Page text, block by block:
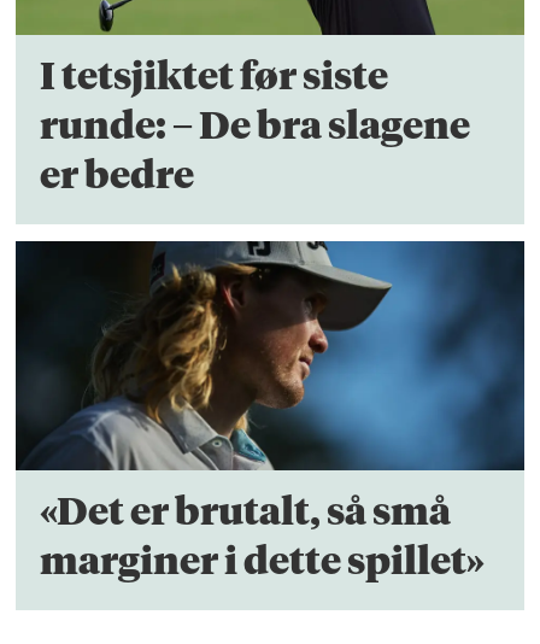
I tetsjiktet før siste
runde: – De bra slagene
er bedre
«Det er brutalt, så små
marginer i dette spillet»